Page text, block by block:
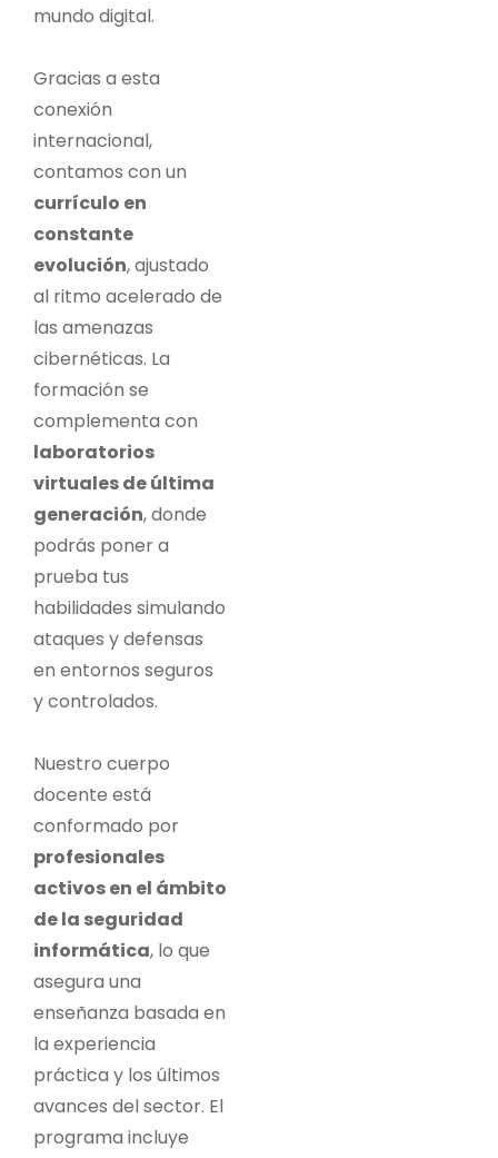
mundo digital.
Gracias a esta
conexión
internacional,
contamos con un
currículo en
constante
evolución, ajustado
al ritmo acelerado de
las amenazas
cibernéticas. La
formación se
complementa con
laboratorios
virtuales de última
generación, donde
podrás poner a
prueba tus
habilidades simulando
ataques y defensas
en entornos seguros
y controlados.
Nuestro cuerpo
docente está
conformado por
profesionales
activos en el ámbito
de la seguridad
informática, lo que
asegura una
enseñanza basada en
la experiencia
práctica y los últimos
avances del sector. El
programa incluye